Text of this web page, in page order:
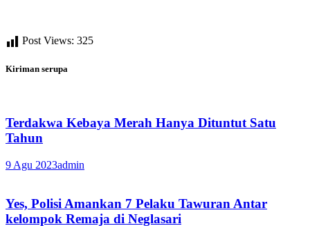
Post Views: 325
Kiriman serupa
Terdakwa Kebaya Merah Hanya Dituntut Satu
Tahun
9 Agu 2023admin
Yes, Polisi Amankan 7 Pelaku Tawuran Antar
kelompok Remaja di Neglasari